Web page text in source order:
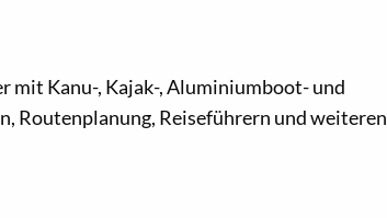
mit Kanu-, Kajak-, Aluminiumboot- und
Routenplanung, Reiseführern und weiteren